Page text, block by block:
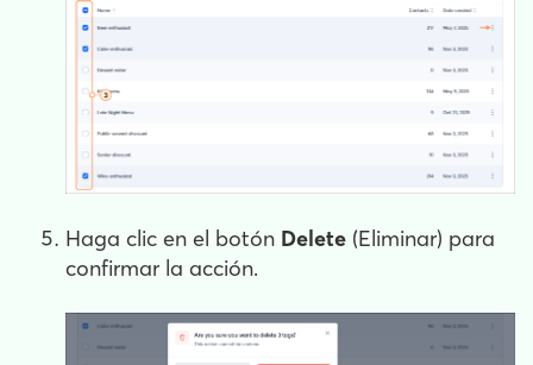
Haga clic en el botón Delete (Eliminar) para
confirmar la acción.